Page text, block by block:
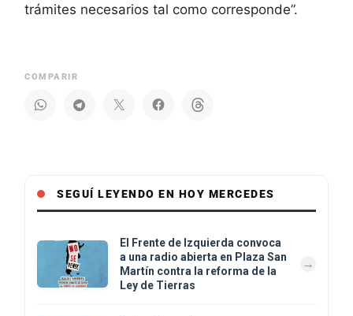
trámites necesarios tal como corresponde”.
COMPARIR
SEGUÍ LEYENDO EN HOY MERCEDES
El Frente de Izquierda convoca
a una radio abierta en Plaza San
Martín contra la reforma de la
Ley de Tierras